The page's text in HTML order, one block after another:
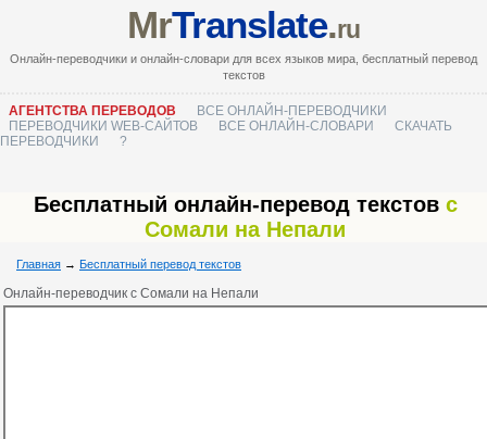
MrTranslate.ru
Онлайн-переводчики и онлайн-словари для всех языков мира, бесплатный перевод
текстов
АГЕНТСТВА ПЕРЕВОДОВ
ВСЕ ОНЛАЙН-ПЕРЕВОДЧИКИ
ПЕРЕВОДЧИКИ WEB-САЙТОВ
ВСЕ ОНЛАЙН-СЛОВАРИ
СКАЧАТЬ
ПЕРЕВОДЧИКИ
?
Бесплатный онлайн-перевод текстов с
Сомали на Непали
Главная → Бесплатный перевод текстов
Онлайн-переводчик с Сомали на Непали